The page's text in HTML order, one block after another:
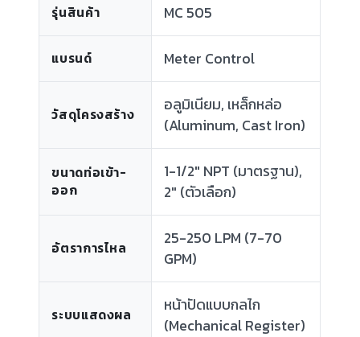
รุ่นสินค้า MC 505
แบรนด์ Meter Control
วัสดุโครงสร้าง
อลูมิเนียม, เหล็กหล่อ
(Aluminum, Cast Iron)
ขนาดท่อเข้า-
ออก
1-1/2" NPT (มาตรฐาน),
2" (ตัวเลือก)
อัตราการไหล
25-250 LPM (7-70
GPM)
ระบบแสดงผล
หน้าปัดแบบกลไก
(Mechanical Register)